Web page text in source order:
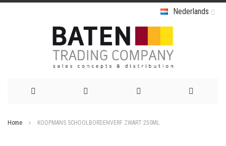
Nederlands
Home KOOPMANS SCHOOLBORDENVERF ZWART 250ML